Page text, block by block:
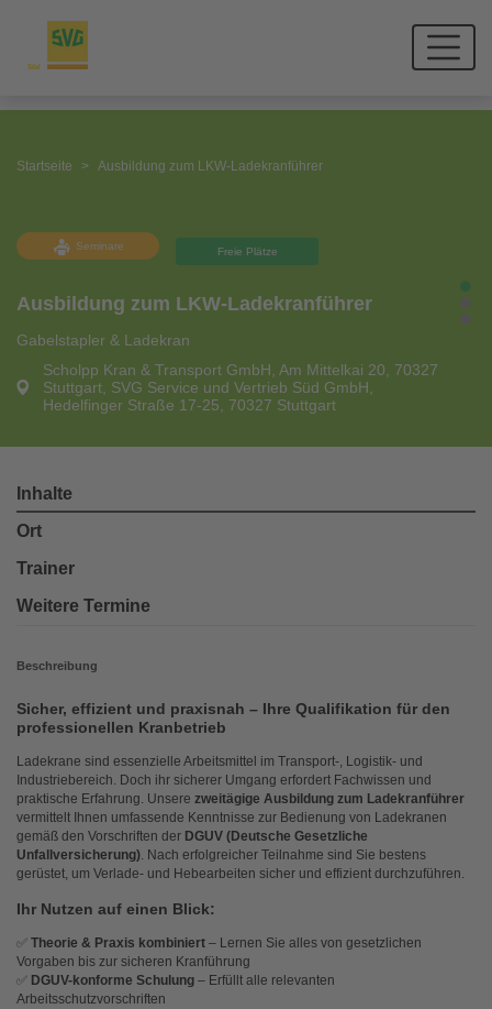
Startseite Ausbildung zum LKW-Ladekranführer
Seminare Freie Plätze
Ausbildung zum LKW-Ladekranführer
Gabelstapler & Ladekran
Scholpp Kran & Transport GmbH, Am Mittelkai 20, 70327
Stuttgart, SVG Service und Vertrieb Süd GmbH,
Hedelfinger Straße 17-25, 70327 Stuttgart
Inhalte
Ort
Trainer
Weitere Termine
Beschreibung
Sicher, effizient und praxisnah – Ihre Qualifikation für den
professionellen Kranbetrieb
Ladekrane sind essenzielle Arbeitsmittel im Transport-, Logistik- und
Industriebereich. Doch ihr sicherer Umgang erfordert Fachwissen und
praktische Erfahrung. Unsere zweitägige Ausbildung zum Ladekranführer
vermittelt Ihnen umfassende Kenntnisse zur Bedienung von Ladekranen
gemäß den Vorschriften der DGUV (Deutsche Gesetzliche
Unfallversicherung). Nach erfolgreicher Teilnahme sind Sie bestens
gerüstet, um Verlade- und Hebearbeiten sicher und effizient durchzuführen.
Ihr Nutzen auf einen Blick:
✅ Theorie & Praxis kombiniert – Lernen Sie alles von gesetzlichen
Vorgaben bis zur sicheren Kranführung
✅ DGUV-konforme Schulung – Erfüllt alle relevanten
Arbeitsschutzvorschriften